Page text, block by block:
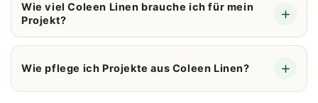
Wie viel Coleen Linen brauche ich für mein
Projekt?
Wie pflege ich Projekte aus Coleen Linen?